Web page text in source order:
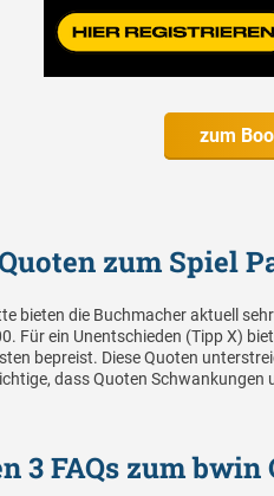
zum
zum Spiel
bieten die Buchmacher aktuell
Für ein Unentschieden (Tipp X)
bepreist. Diese Quoten
dass Quoten
3 FAQs zum